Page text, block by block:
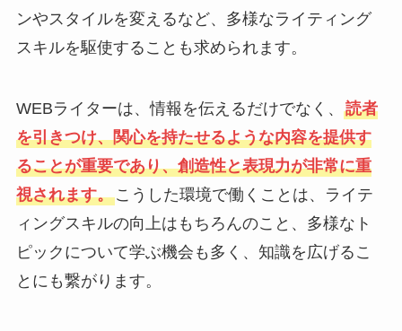
ンやスタイルを変えるなど、多様なライティング
スキルを駆使することも求められます。
WEBライターは、情報を伝えるだけでなく、 読者
を引きつけ、関心を持たせるような内容を提供す
ることが重要であり、創造性と表現力が非常に重
視されます。こうした環境で働くことは、ライテ
ィングスキルの向上はもちろんのこと、多様なト
ピックについて学ぶ機会も多く、知識を広げるこ
とにも繋がります。